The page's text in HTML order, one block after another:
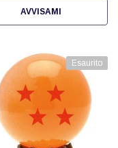
AVVISAMI
Esaurito